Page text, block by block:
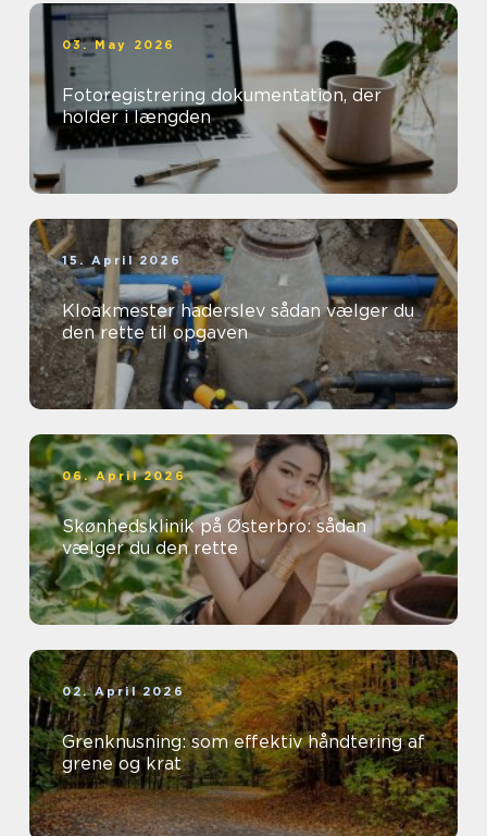
03. May 2026
Fotoregistrering dokumentation, der
holder i længden
15. April 2026
Kloakmester haderslev sådan vælger du
den rette til opgaven
06. April 2026
Skønhedsklinik på Østerbro: sådan
vælger du den rette
02. April 2026
Grenknusning: som effektiv håndtering af
grene og krat